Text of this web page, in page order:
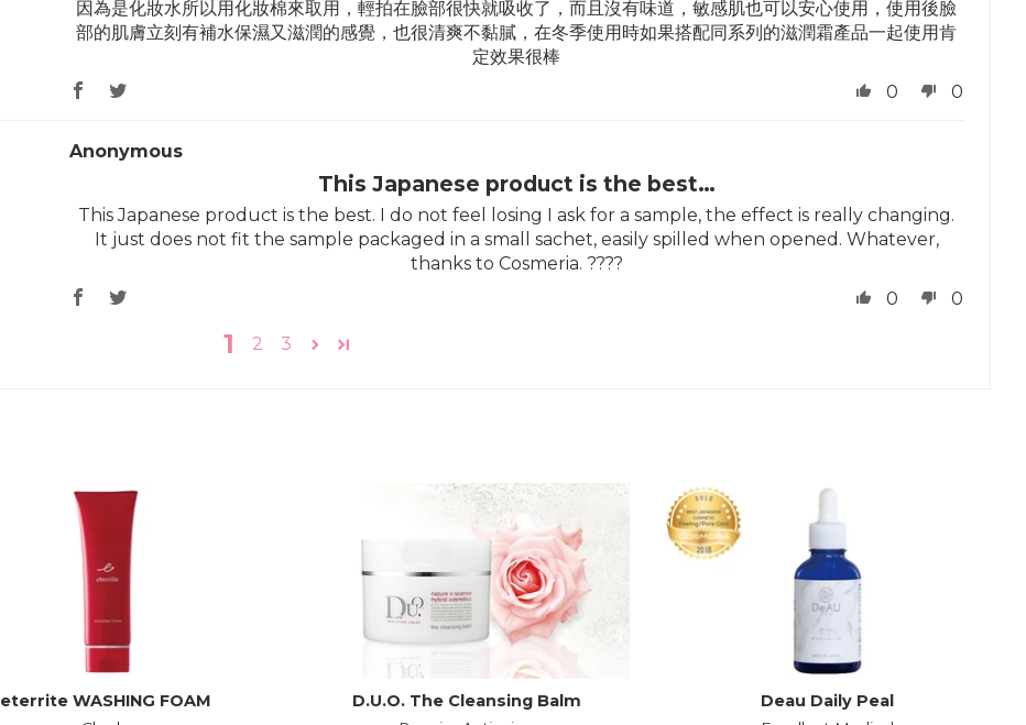
因為是化妝水所以用化妝棉來取用，輕拍在臉部很快就吸收了，而且沒有味道，敏感肌也可以安心使用，使用後臉
部的肌膚立刻有補水保濕又滋潤的感覺，也很清爽不黏膩，在冬季使用時如果搭配同系列的滋潤霜產品一起使用肯
定效果很棒
0
0
Anonymous
This Japanese product is the best…
This Japanese product is the best. I do not feel losing I ask for a sample, the effect is really changing.
It just does not fit the sample packaged in a small sachet, easily spilled when opened. Whatever,
thanks to Cosmeria. ????
0
0
1 2 3
eterrite WASHING FOAM D.U.O. The Cleansing Balm Deau Daily Peal